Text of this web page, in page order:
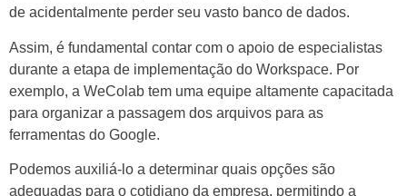
de acidentalmente perder seu vasto banco de dados.
Assim, é fundamental contar com o apoio de especialistas
durante a etapa de implementação do Workspace. Por
exemplo, a WeColab tem uma equipe altamente capacitada
para organizar a passagem dos arquivos para as
ferramentas do Google.
Podemos auxiliá-lo a determinar quais opções são
adequadas para o cotidiano da empresa, permitindo a